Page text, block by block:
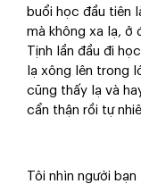
buổi học đầu tiên
mà không xa lạ, ở
Tịnh lần đầu đi
lạ xông lên trong
cũng thấy lạ và
cẩn thận rồi tự
Tôi nhìn người